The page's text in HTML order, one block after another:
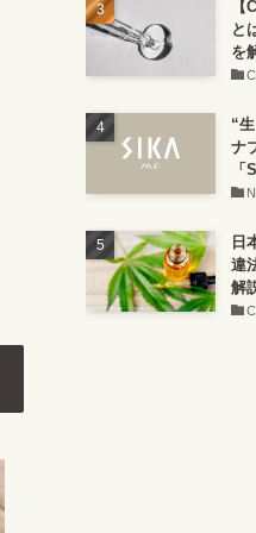
と
を
“
ナ
日
違
解